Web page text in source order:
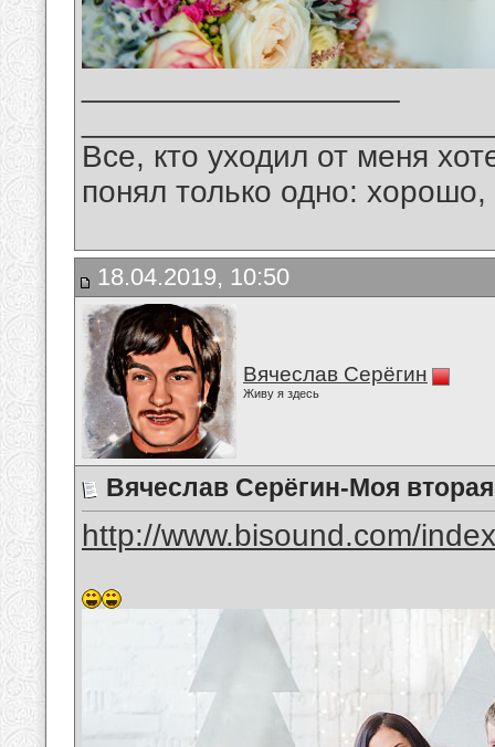
Все, кто уходил от меня
понял только одно:
18.04.2019, 10:50
Вячеслав Серёгин
Живу я здесь
Вячеслав Серёгин-Моя
http://www.bisound.com/